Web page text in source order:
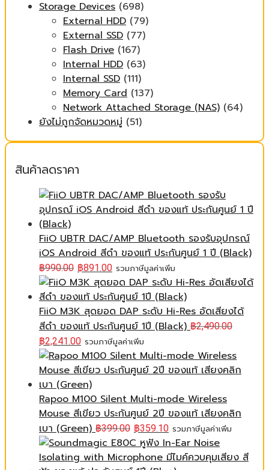
Storage Devices (698)
External HDD (79)
External SSD (77)
Flash Drive (167)
Internal HDD (63)
Internal SSD (111)
Memory Card (137)
Network Attached Storage (NAS) (64)
ยังไม่ถูกจัดหมวดหมู่ (51)
สินค้าลดราคา
FiiO UBTR DAC/AMP Bluetooth รองรับอุปกรณ์
iOS Android สีดำ ของแท้ ประกันศูนย์ 1 ปี (Black)
฿990.00 ฿891.00 รวมภาษีมูลค่าเพิ่ม
FiiO M3K สุดยอด DAP ระดับ Hi-Res อัดเสียงได้
สีดำ ของแท้ ประกันศูนย์ 1ปี (Black) ฿2,490.00
฿2,241.00 รวมภาษีมูลค่าเพิ่ม
Rapoo M100 Silent Multi-mode Wireless
Mouse สีเขียว ประกันศูนย์ 2ปี ของแท้ เสียงคลิก
เบา (Green) ฿399.00 ฿359.10 รวมภาษีมูลค่าเพิ่ม